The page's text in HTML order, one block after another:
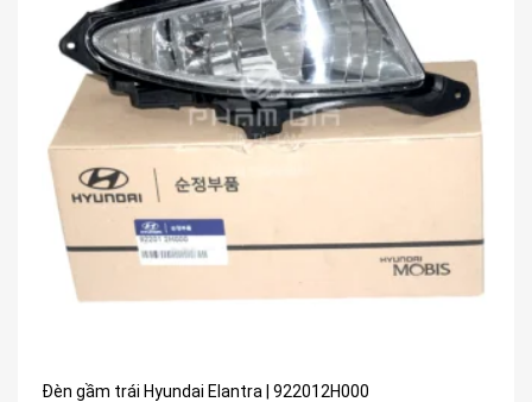
Đèn gầm trái Hyundai Elantra | 922012H000